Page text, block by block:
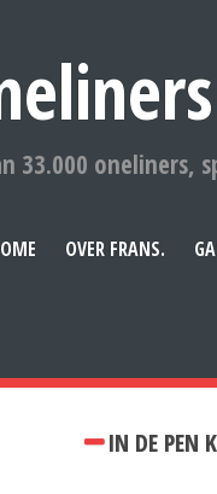
33.000 oneliners,
OVER FRANS.
IN DE PEN